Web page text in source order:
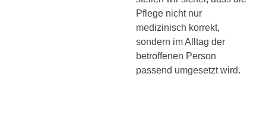
Pflege nicht nur
medizinisch korrekt,
sondern im Alltag der
betroffenen Person
passend umgesetzt wird.